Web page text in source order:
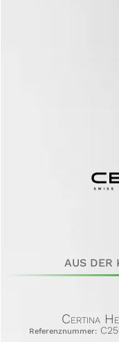
AUS DER
Certina
Referenznummer: